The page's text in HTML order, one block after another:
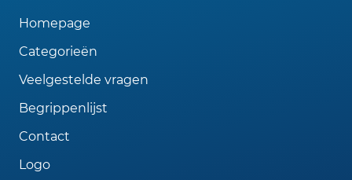
Homepage
Categorieën
Veelgestelde vragen
Begrippenlijst
Contact
Logo